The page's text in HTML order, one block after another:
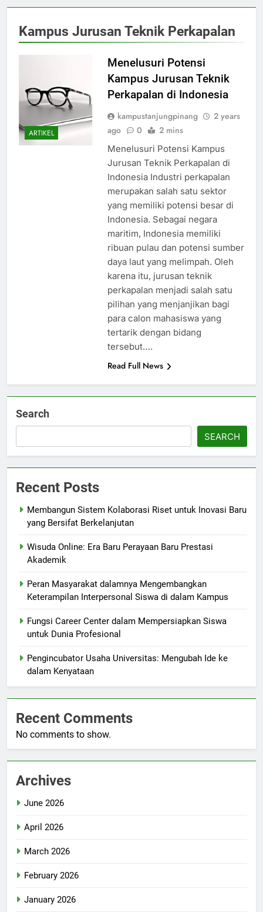
Kampus Jurusan Teknik Perkapalan
ARTIKEL
Menelusuri Potensi
Kampus Jurusan Teknik
Perkapalan di Indonesia
kampustanjungpinang
2 years
ago
0 2 mins
Menelusuri Potensi Kampus
Jurusan Teknik Perkapalan di
Indonesia Industri perkapalan
merupakan salah satu sektor
yang memiliki potensi besar di
Indonesia. Sebagai negara
maritim, Indonesia memiliki
ribuan pulau dan potensi sumber
daya laut yang melimpah. Oleh
karena itu, jurusan teknik
perkapalan menjadi salah satu
pilihan yang menjanjikan bagi
para calon mahasiswa yang
tertarik dengan bidang
tersebut….
Read Full News
Search
SEARCH
Recent Posts
Membangun Sistem Kolaborasi Riset untuk Inovasi Baru
yang Bersifat Berkelanjutan
Wisuda Online: Era Baru Perayaan Baru Prestasi
Akademik
Peran Masyarakat dalamnya Mengembangkan
Keterampilan Interpersonal Siswa di dalam Kampus
Fungsi Career Center dalam Mempersiapkan Siswa
untuk Dunia Profesional
Pengincubator Usaha Universitas: Mengubah Ide ke
dalam Kenyataan
Recent Comments
No comments to show.
Archives
June 2026
April 2026
March 2026
February 2026
January 2026